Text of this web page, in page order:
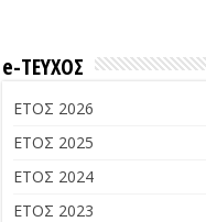
e-ΤΕΥΧΟΣ
ΕΤΟΣ 2026
ΕΤΟΣ 2025
ΕΤΟΣ 2024
ΕΤΟΣ 2023